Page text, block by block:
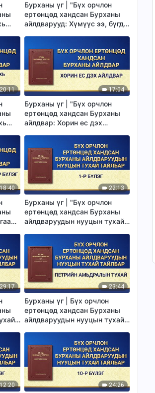
Бурханы үг | "Бүх орчлон
ертөнцөд хандсан Бурханы
айлдварууд: Хүмүүс ээ, бүгд
20:11 17:04
Бурханы үг | "Бүх орчлон
ертөнцөд хандсан Бурханы
айлдвар: Хорин ес дэх
18:40 22:13
Бурханы үг | "Бүх орчлон
ертөнцөд хандсан Бурханы
айлдваруудын нууцын тухай
29:17 23:44
Бурханы үг | Бүх орчлон
ертөнцөд хандсан Бурханы
айлдваруудын нууцын тухай
12:20 24:26